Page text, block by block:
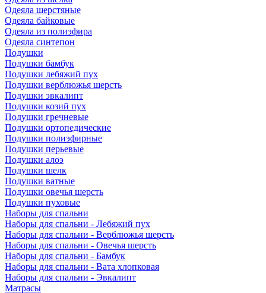
Одеяла шерстяные
Одеяла байковые
Одеяла из полиэфира
Одеяла синтепон
Подушки
Подушки бамбук
Подушки лебяжий пух
Подушки верблюжья шерсть
Подушки эвкалипт
Подушки козий пух
Подушки гречневые
Подушки ортопедические
Подушки полиэфирные
Подушки перьевые
Подушки алоэ
Подушки шелк
Подушки ватные
Подушки овечья шерсть
Подушки пуховые
Наборы для спальни
Наборы для спальни - Лебяжий пух
Наборы для спальни - Верблюжья шерсть
Наборы для спальни - Овечья шерсть
Наборы для спальни - Бамбук
Наборы для спальни - Вата хлопковая
Наборы для спальни - Эвкалипт
Матрасы